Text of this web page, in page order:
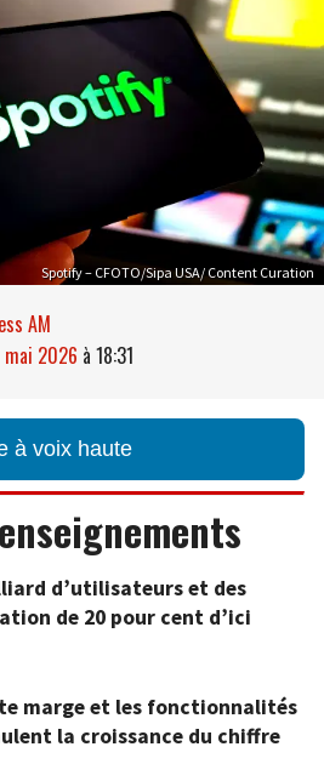
Spotify – CFOTO/Sipa USA/ Content Curation
AM
mai 2026 à 18:31
à voix haute
d’utilisateurs et des
de 20 pour cent d’ici
marge et les fonctionnalités
la croissance du chiffre